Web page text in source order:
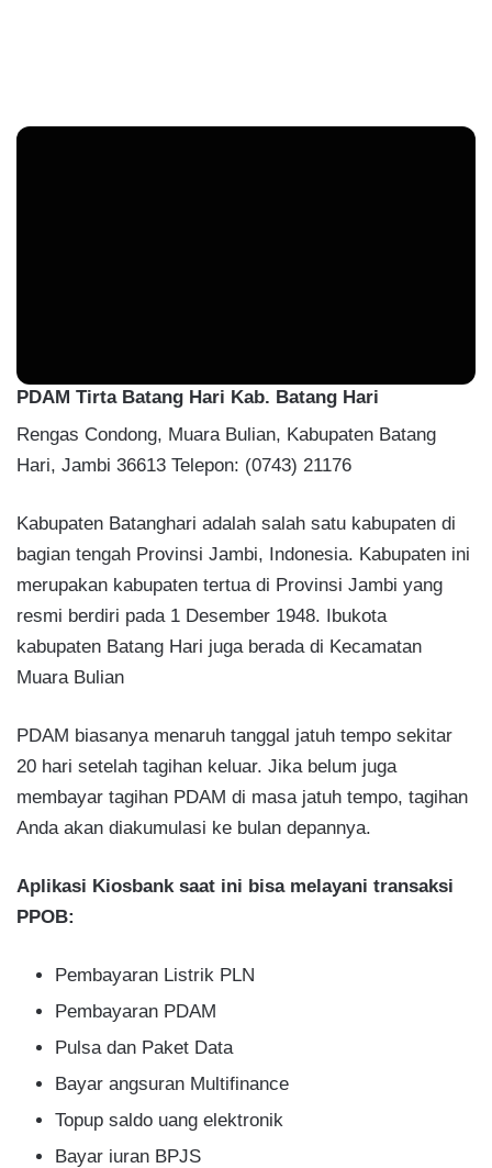
PDAM Tirta Batang Hari Kab. Batang Hari
Rengas Condong, Muara Bulian, Kabupaten Batang
Hari, Jambi 36613 Telepon: (0743) 21176
Kabupaten Batanghari adalah salah satu kabupaten di
bagian tengah Provinsi Jambi, Indonesia. Kabupaten ini
merupakan kabupaten tertua di Provinsi Jambi yang
resmi berdiri pada 1 Desember 1948. Ibukota
kabupaten Batang Hari juga berada di Kecamatan
Muara Bulian
PDAM biasanya menaruh tanggal jatuh tempo sekitar
20 hari setelah tagihan keluar. Jika belum juga
membayar tagihan PDAM di masa jatuh tempo, tagihan
Anda akan diakumulasi ke bulan depannya.
Aplikasi Kiosbank saat ini bisa melayani transaksi
PPOB:
Pembayaran Listrik PLN
Pembayaran PDAM
Pulsa dan Paket Data
Bayar angsuran Multifinance
Topup saldo uang elektronik
Bayar iuran BPJS